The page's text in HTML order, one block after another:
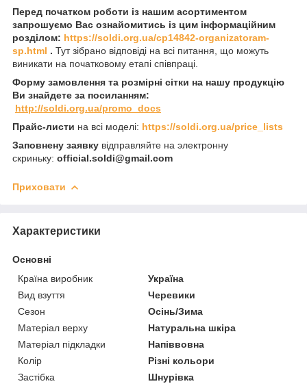
Перед початком роботи із нашим асортиментом
запрошуємо Вас ознайомитись із цим інформаційним
розділом: https://soldi.org.ua/cp14842-organizatoram-
sp.html . Тут зібрано відповіді на всі питання, що можуть
виникати на початковому етапі співпраці.
Форму замовлення та розмірні сітки на нашу продукцію
Ви знайдете за посиланням:
http://soldi.org.ua/promo_docs
Прайс-листи на всі моделі: https://soldi.org.ua/price_lists
Заповнену заявку відправляйте на электронну
скриньку: official.soldi@gmail.com
Приховати
Характеристики
Основні
Країна виробник
Україна
Вид взуття
Черевики
Сезон
Осінь/Зима
Матеріал верху
Натуральна шкіра
Матеріал підкладки
Напіввовна
Колір
Різні кольори
Застібка
Шнурівка